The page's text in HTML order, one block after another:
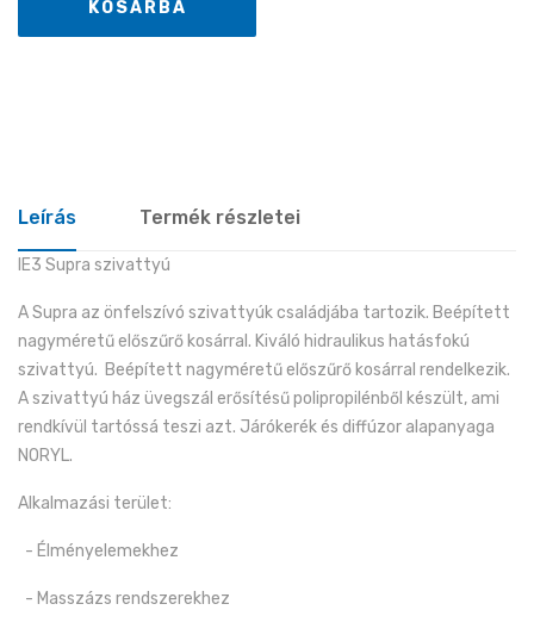
KOSÁRBA
Leírás Termék részletei
IE3 Supra szivattyú
A Supra az önfelszívó szivattyúk családjába tartozik. Beépített
nagyméretű előszűrő kosárral. Kiváló hidraulikus hatásfokú
szivattyú. Beépített nagyméretű előszűrő kosárral rendelkezik.
A szivattyú ház üvegszál erősítésű polipropilénből készült, ami
rendkívül tartóssá teszi azt. Járókerék és diffúzor alapanyaga
NORYL.
Alkalmazási terület:
- Élményelemekhez
- Masszázs rendszerekhez